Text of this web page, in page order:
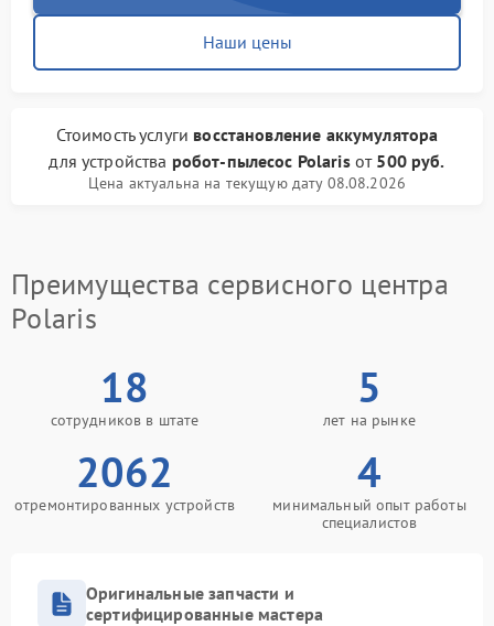
Наши цены
Стоимость услуги восстановление аккумулятора
для устройства робот-пылесос Polarisот 500 руб.
Цена актуальна на текущую дату 08.08.2026
Преимущества сервисного центра
Polaris
18
сотрудников в штате
5
лет на рынке
2062
отремонтированных устройств
4
минимальный опыт работы
специалистов
Оригинальные запчасти и
сертифицированные мастера